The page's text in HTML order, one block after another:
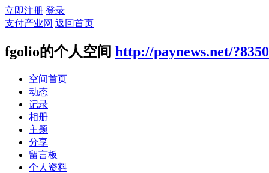
立即注册 登录
支付产业网 返回首页
fgolio的个人空间 http://paynews.net/
空间首页
动态
记录
相册
主题
分享
留言板
个人资料